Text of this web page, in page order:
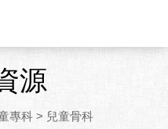
源
專科 > 兒童骨科